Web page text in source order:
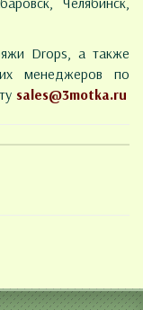
Drops, а также
менеджеров по
sales@3motka.ru